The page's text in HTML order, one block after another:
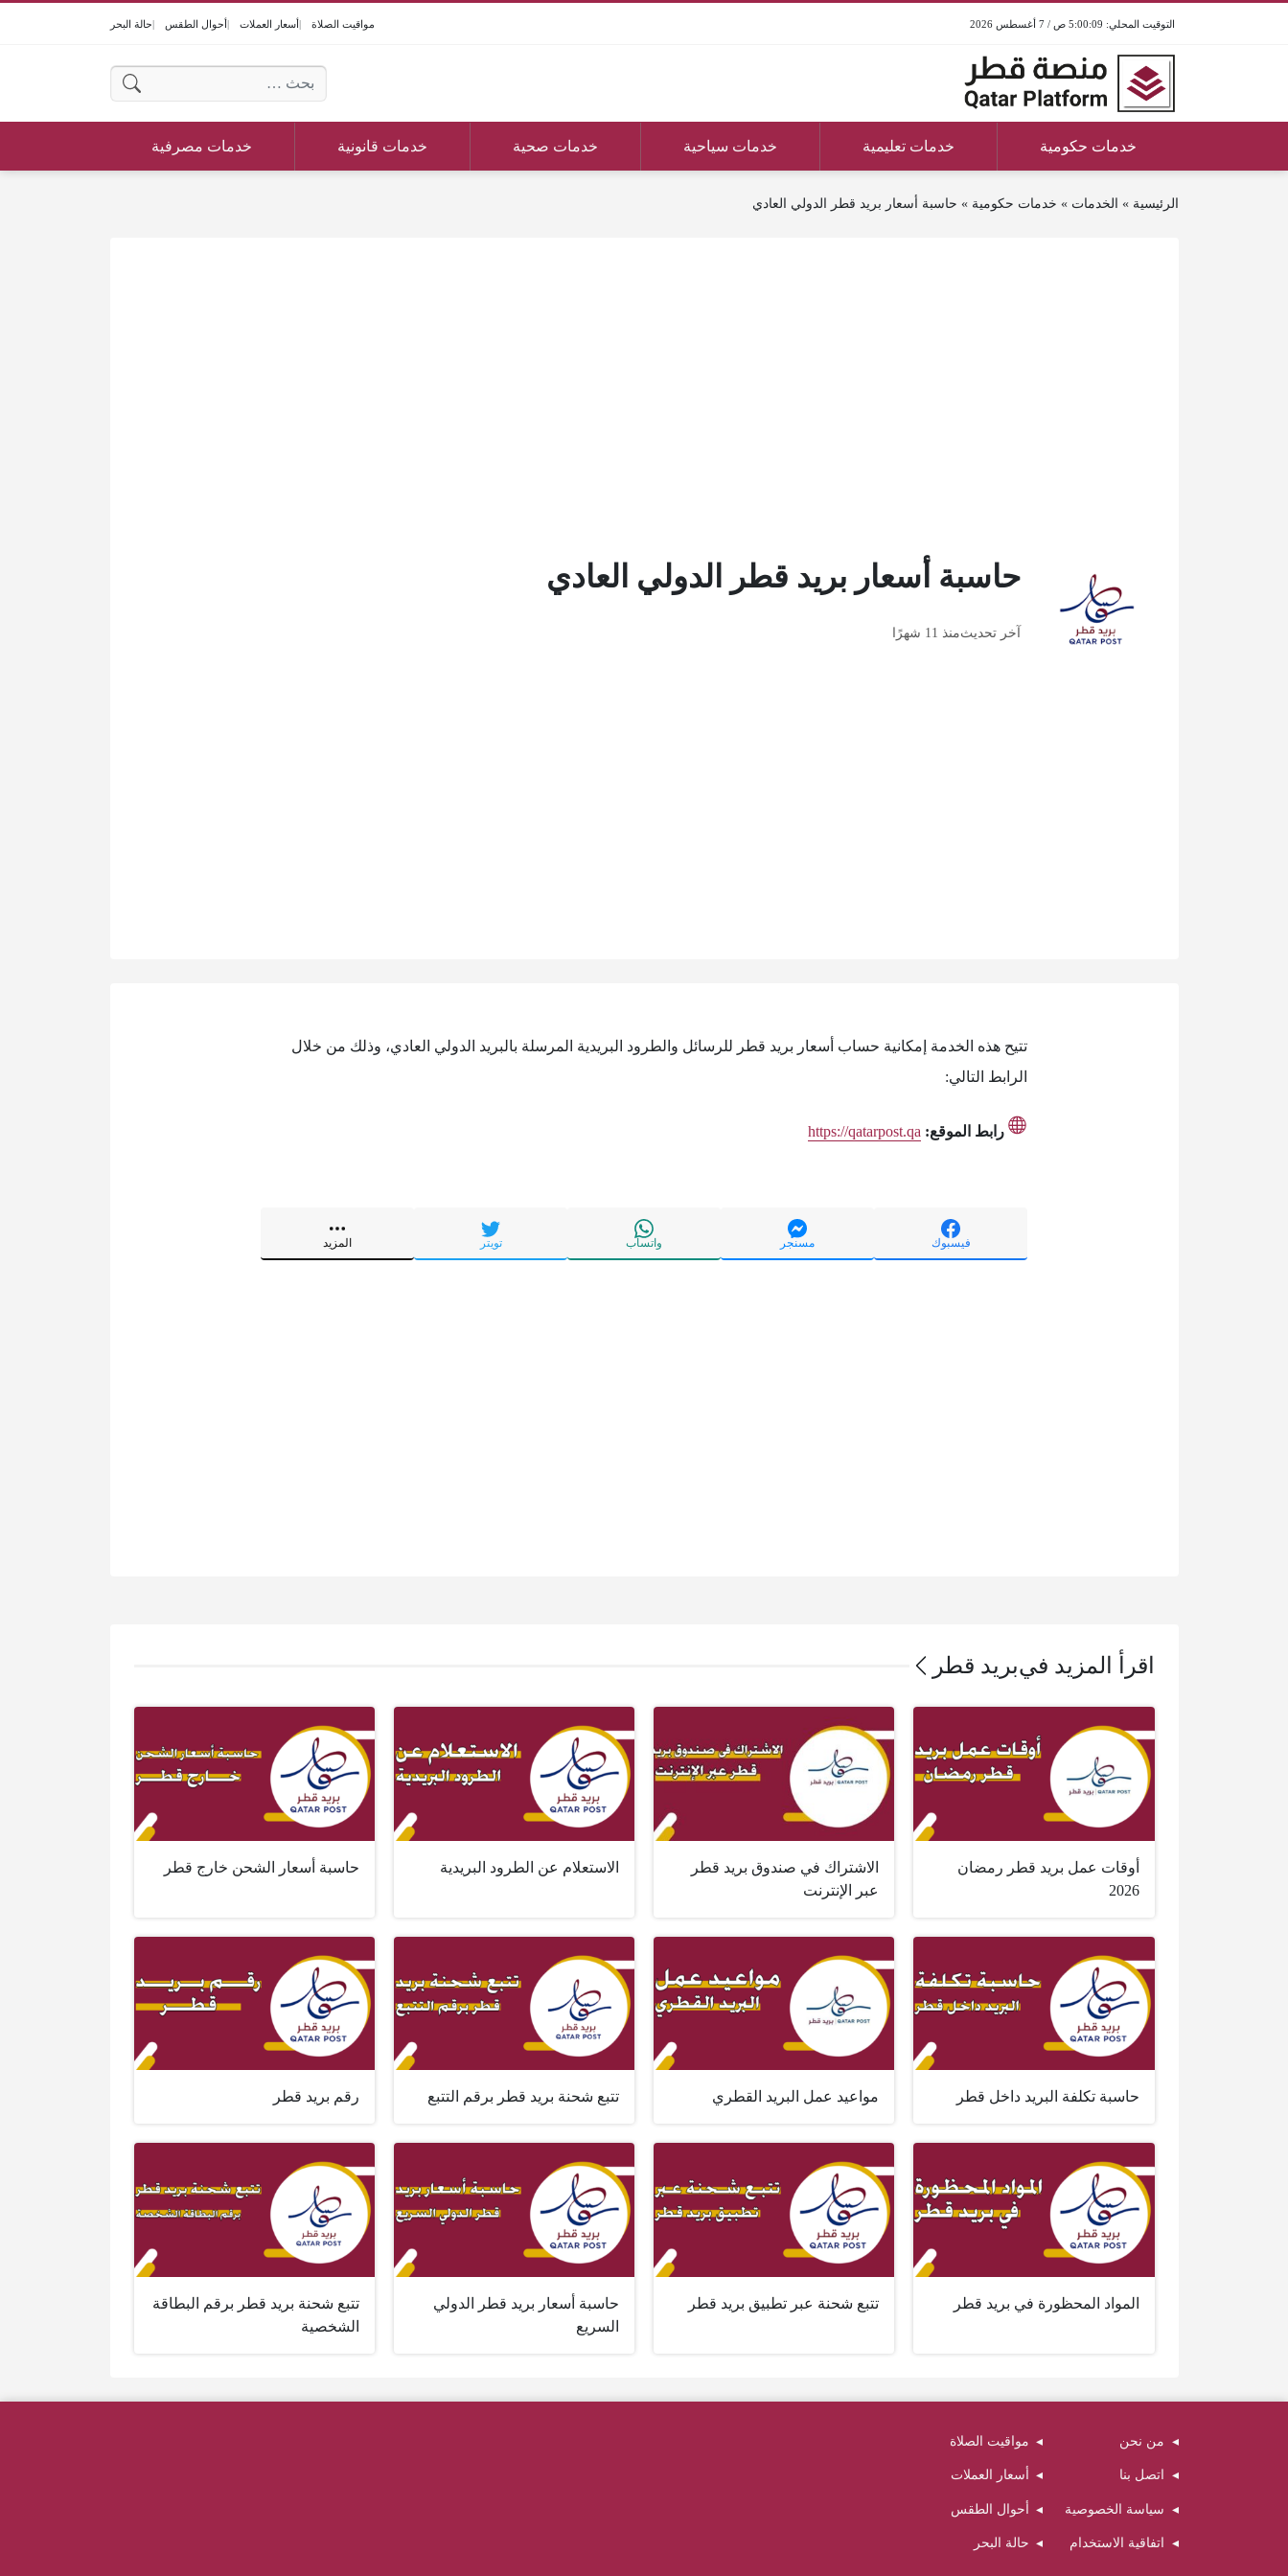
5:00:09 ص / 7 أغسطس 2026 مواقيت الصلاة أسعار العملات أحوال الطقس حالة البحر
البحث عن:
خدمات حكومية خدمات تعليمية خدمات سياحية خدمات صحية خدمات قانونية خدمات مصرفية
الرئيسية » الخدمات » خدمات حكومية » حاسبة أسعار بريد قطر الدولي العادي
حاسبة أسعار بريد قطر الدولي العادي
آخر تحديثمنذ 11 شهرًا
تتيح هذه الخدمة إمكانية حساب أسعار بريد قطر للرسائل والطرود البريدية المرسلة بالبريد الدولي العادي، وذلك من خلال
الرابط التالي:
رابط الموقع: https://qatarpost.qa
فيسبوك مسنجر واتساب تويتر المزيد
اقرأ المزيد فيبريد قطر
أوقات عمل بريد قطر رمضان
2026
الاشتراك في صندوق بريد قطر
عبر الإنترنت
الاستعلام عن الطرود البريدية حاسبة أسعار الشحن خارج قطر
حاسبة تكلفة البريد داخل قطر مواعيد عمل البريد القطري تتبع شحنة بريد قطر برقم التتبع رقم بريد قطر
المواد المحظورة في بريد قطر تتبع شحنة عبر تطبيق بريد قطر
حاسبة أسعار بريد قطر الدولي
السريع
تتبع شحنة بريد قطر برقم البطاقة
الشخصية
من نحن
اتصل بنا
سياسة الخصوصية
اتفاقية الاستخدام
مواقيت الصلاة
أسعار العملات
أحوال الطقس
حالة البحر